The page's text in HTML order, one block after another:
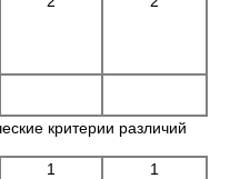
критерии различий
1 1